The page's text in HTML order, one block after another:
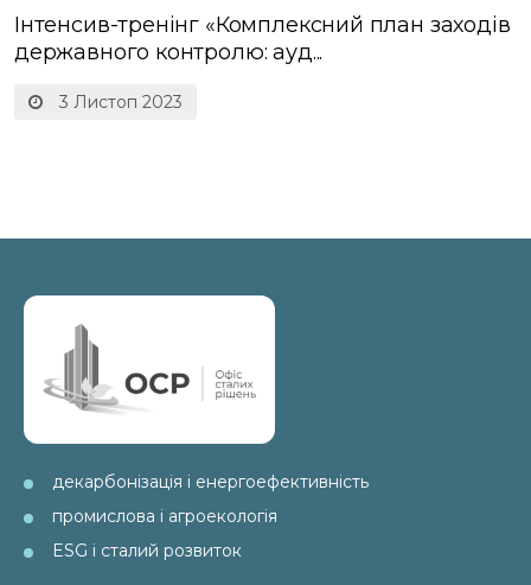
3 Листоп 2023
Інтенсив-тренінг «Комплексний план заходів
державного контролю: ауд...
декарбонізація і енергоефективність
промислова і агроекологія
ESG і сталий розвиток